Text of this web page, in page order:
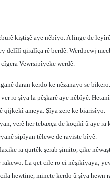
kiştişê aye nêbîyo. A linge de
delîlî qiralîça rê berdê. Werdpewj
Vewrsipîyeke werdê.
daran kerdo ke nêzanayo se
ro şîya la pêşkarê aye nêbîyê.
qijkekî ameya. Şîya zere ke biarisîyo.
verê her tebaxça de koçikî û aye ra
sipîyan têlewe de raviste bîyê.
ra qurtêk şerab şimito, çike
rakewo. La qet cile ro ci nêşikîyaya;
hewtine, minete kerdo û şîya hewn